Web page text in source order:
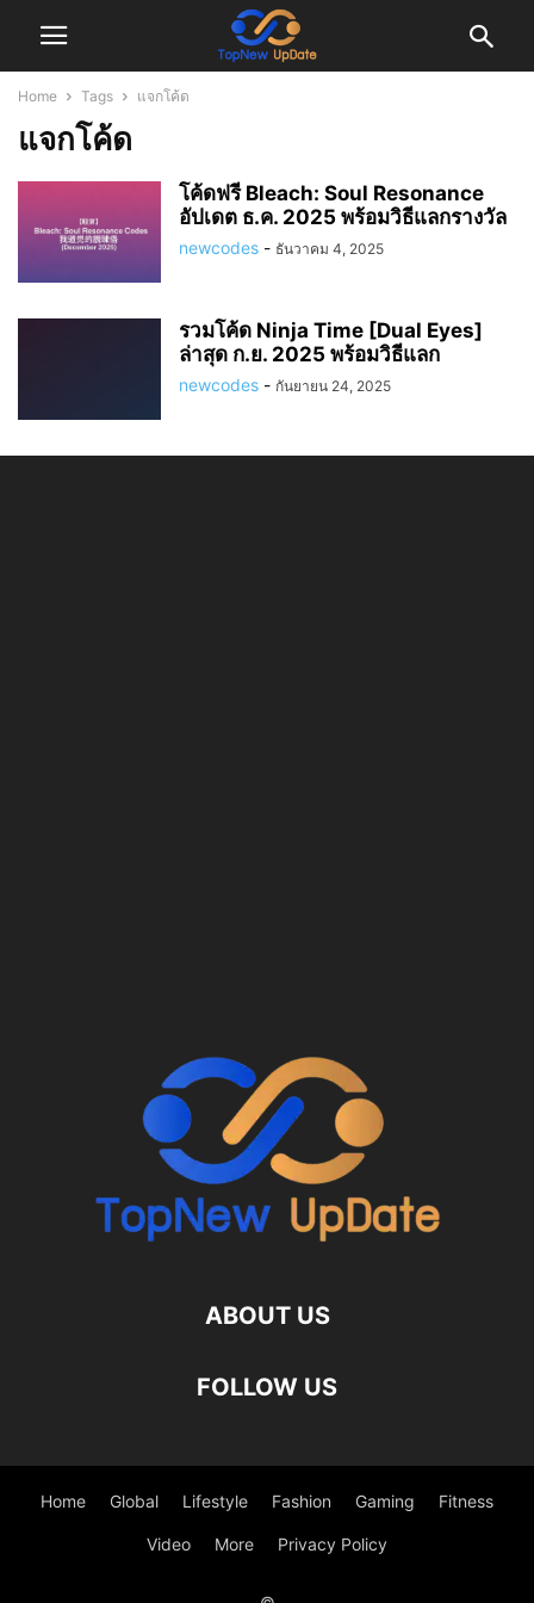
Home Tags แจกโค้ด
แจกโค้ด
โค้ดฟรี Bleach: Soul Resonance
อัปเดต ธ.ค. 2025 พร้อมวิธีแลกรางวัล
newcodes - ธันวาคม 4, 2025
รวมโค้ด Ninja Time [Dual Eyes]
ล่าสุด ก.ย. 2025 พร้อมวิธีแลก
newcodes - กันยายน 24, 2025
ABOUT US
FOLLOW US
Home Global Lifestyle Fashion Gaming Fitness
Video More Privacy Policy